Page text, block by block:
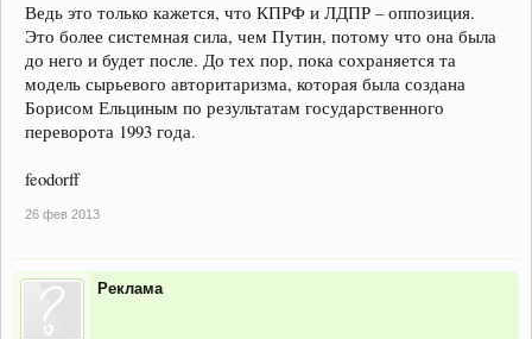
Ведь это только кажется, что КПРФ и ЛДПР – оппозиция.
Это более системная сила, чем Путин, потому что она была
до него и будет после. До тех пор, пока сохраняется та
модель сырьевого авторитаризма, которая была создана
Борисом Ельциным по результатам государственного
переворота 1993 года.
feodorff
26 фев 2013
Реклама